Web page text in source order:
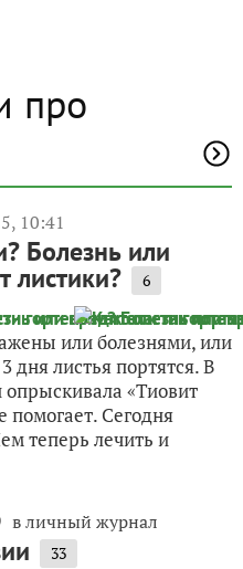
про
10:41
Болезнь или
листики? 6
или болезнями, или
дня листья портятся. В
«Тиовит
помогает. Сегодня
теперь лечить и
в личный журнал
33